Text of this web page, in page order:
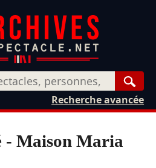
Recherche avancée
- Maison Maria